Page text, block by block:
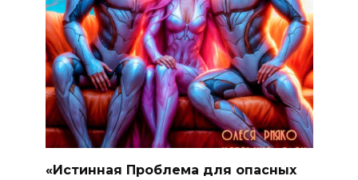
«Истинная Проблема для опасных